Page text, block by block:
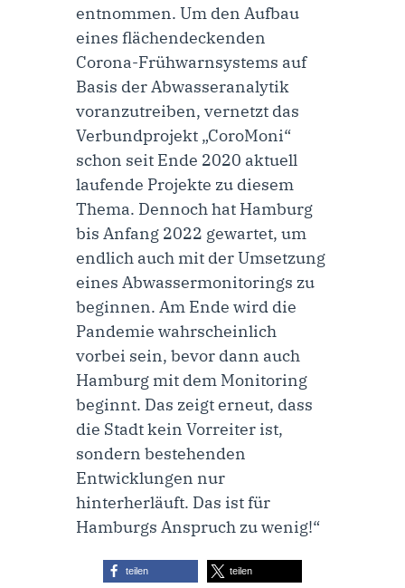
entnommen. Um den Aufbau
eines flächendeckenden
Corona-Frühwarnsystems auf
Basis der Abwasseranalytik
voranzutreiben, vernetzt das
Verbundprojekt „CoroMoni“
schon seit Ende 2020 aktuell
laufende Projekte zu diesem
Thema. Dennoch hat Hamburg
bis Anfang 2022 gewartet, um
endlich auch mit der Umsetzung
eines Abwassermonitorings zu
beginnen. Am Ende wird die
Pandemie wahrscheinlich
vorbei sein, bevor dann auch
Hamburg mit dem Monitoring
beginnt. Das zeigt erneut, dass
die Stadt kein Vorreiter ist,
sondern bestehenden
Entwicklungen nur
hinterherläuft. Das ist für
Hamburgs Anspruch zu wenig!“
teilen teilen